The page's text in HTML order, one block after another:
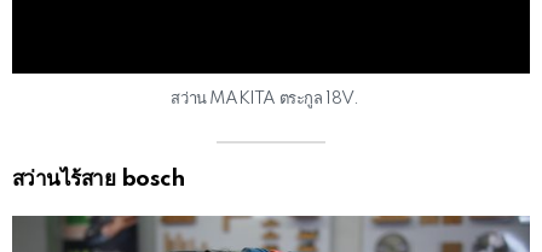
สว่าน MAKITA ตระกูล 18V.
สว่านไร้สาย bosch